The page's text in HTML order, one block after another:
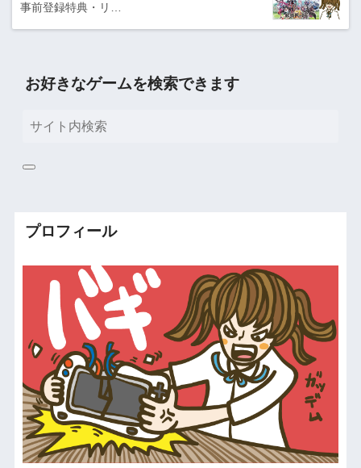
事前登録特典・リ…
お好きなゲームを検索できます
プロフィール